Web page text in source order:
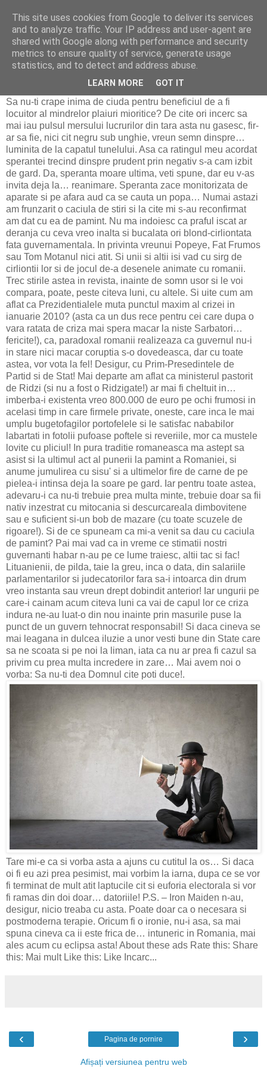
Revista Pamflet
Am dat cu speranta-n gard!
Sa nu-ti crape inima de ciuda pentru beneficiul de a fi
locuitor al mindrelor plaiuri mioritice? De cite ori incerc sa
mai iau pulsul mersului lucrurilor din tara asta nu gasesc, fir-
ar sa fie, nici cit negru sub unghie, vreun semn dinspre…
luminita de la capatul tunelului. Asa ca ratingul meu acordat
sperantei trecind dinspre prudent prin negativ s-a cam izbit
de gard. Da, speranta moare ultima, veti spune, dar eu v-as
invita deja la… reanimare. Speranta zace monitorizata de
aparate si pe afara aud ca se cauta un popa… Numai astazi
am frunzarit o caciula de stiri si la cite mi s-au reconfirmat
am dat cu ea de pamint. Nu ma indoiesc ca praful iscat ar
deranja cu ceva vreo inalta si bucalata ori blond-cirliontata
fata guvernamentala. In privinta vreunui Popeye, Fat Frumos
sau Tom Motanul nici atit. Si unii si altii isi vad cu sirg de
cirliontii lor si de jocul de-a desenele animate cu romanii.
Trec stirile astea in revista, inainte de somn usor si le voi
compara, poate, peste citeva luni, cu altele. Si uite cum am
aflat ca Prezidentialele muta punctul maxim al crizei in
ianuarie 2010? (asta ca un dus rece pentru cei care dupa o
vara ratata de criza mai spera macar la niste Sarbatori…
fericite!), ca, paradoxal romanii realizeaza ca guvernul nu-i
in stare nici macar coruptia s-o dovedeasca, dar cu toate
astea, vor vota la fel! Desigur, cu Prim-Presedintele de
Partid si de Stat! Mai departe am aflat ca ministerul pastorit
de Ridzi (si nu a fost o Ridzigate!) ar mai fi cheltuit in…
imberba-i existenta vreo 800.000 de euro pe ochi frumosi in
acelasi timp in care firmele private, oneste, care inca le mai
umplu bugetofagilor portofelele si le satisfac nababilor
labartati in fotolii pufoase poftele si reveriile, mor ca mustele
lovite cu pliciul! In pura traditie romaneasca ma astept sa
asist si la ultimul act al punerii la pamint a Romaniei, si
anume jumulirea cu sisu' si a ultimelor fire de carne de pe
pielea-i intinsa deja la soare pe gard. Iar pentru toate astea,
adevaru-i ca nu-ti trebuie prea multa minte, trebuie doar sa fii
nativ inzestrat cu mitocania si descurcareala dimbovitene
sau e suficient si-un bob de mazare (cu toate scuzele de
rigoare!). Si de ce spuneam ca mi-a venit sa dau cu caciula
de pamint? Pai mai vad ca in vreme ce stimatii nostri
guvernanti habar n-au pe ce lume traiesc, altii tac si fac!
Lituanienii, de pilda, taie la greu, inca o data, din salariile
parlamentarilor si judecatorilor fara sa-i intoarca din drum
vreo instanta sau vreun drept dobindit anterior! Iar ungurii pe
care-i cainam acum citeva luni ca vai de capul lor ce criza
indura ne-au luat-o din nou inainte prin masurile puse la
punct de un guvern tehnocrat responsabil! Si daca cineva se
mai leagana in dulcea iluzie a unor vesti bune din State care
sa ne scoata si pe noi la liman, iata ca nu ar prea fi cazul sa
privim cu prea multa incredere in zare… Mai avem noi o
vorba: Sa nu-ti dea Domnul cite poti duce!.
Tare mi-e ca si vorba asta a ajuns cu cutitul la os… Si daca
oi fi eu azi prea pesimist, mai vorbim la iarna, dupa ce se vor
fi terminat de mult atit laptucile cit si euforia electorala si vor
fi ramas din doi doar… datoriile! P.S. – Iron Maiden n-au,
desigur, nicio treaba cu asta. Poate doar ca o necesara si
postmoderna terapie. Oricum fi o ironie, nu-i asa, sa mai
spuna cineva ca ii este frica de… intuneric in Romania, mai
ales acum cu eclipsa asta! About these ads Rate this: Share
this: Mai mult Like this: Like Incarc...
‹ ›
Pagina de pornire
Afișați versiunea pentru web
This site uses cookies from Google to deliver its services
and to analyze traffic. Your IP address and user-agent are
shared with Google along with performance and security
metrics to ensure quality of service, generate usage
statistics, and to detect and address abuse.
LEARN MORE GOT IT